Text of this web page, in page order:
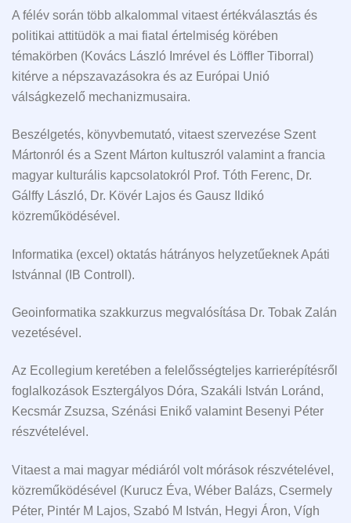
A félév során több alkalommal vitaest értékválasztás és
politikai attitüdök a mai fiatal értelmiség körében
témakörben (Kovács László Imrével és Löffler Tiborral)
kitérve a népszavazásokra és az Európai Unió
válságkezelő mechanizmusaira.
Beszélgetés, könyvbemutató, vitaest szervezése Szent
Mártonról és a Szent Márton kultuszról valamint a francia
magyar kulturális kapcsolatokról Prof. Tóth Ferenc, Dr.
Gálffy László, Dr. Kövér Lajos és Gausz Ildikó
közreműködésével.
Informatika (excel) oktatás hátrányos helyzetűeknek Apáti
Istvánnal (IB Controll).
Geoinformatika szakkurzus megvalósítása Dr. Tobak Zalán
vezetésével.
Az Ecollegium keretében a felelősségteljes karrierépítésről
foglalkozások Esztergályos Dóra, Szakáli István Loránd,
Kecsmár Zsuzsa, Szénási Enikő valamint Besenyi Péter
részvételével.
Vitaest a mai magyar médiáról volt mórások részvételével,
közreműködésével (Kurucz Éva, Wéber Balázs, Csermely
Péter, Pintér M Lajos, Szabó M István, Hegyi Áron, Vígh